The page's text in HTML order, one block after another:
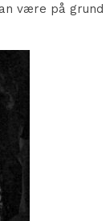
være på grund